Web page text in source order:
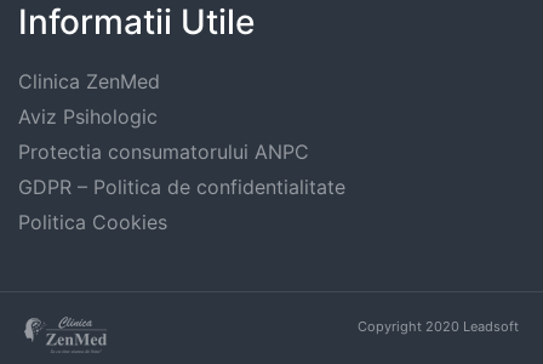
Informatii Utile
Clinica ZenMed
Aviz Psihologic
Protectia consumatorului ANPC
GDPR – Politica de confidentialitate
Politica Cookies
Copyright 2020 Leadsoft